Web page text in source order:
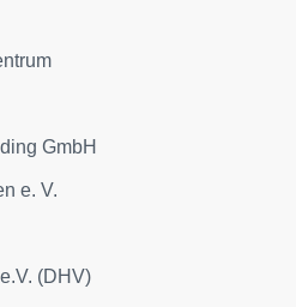
GmbH
e. V.
(DHV)